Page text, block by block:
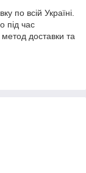
по всій Україні.
під час
доставки та